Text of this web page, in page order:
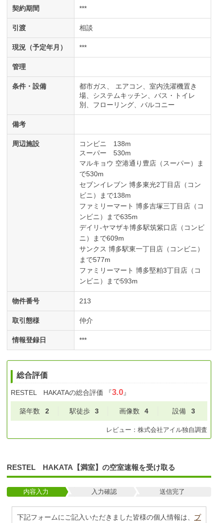
契約期間 ***
引渡 相談
現況（予定年月） ***
管理
条件・設備 都市ガス エアコン
室内洗濯機置き
場
システムキッチン
バス・トイレ
別
フローリング バルコニー
備考
周辺施設
コンビニ 138m
スーパー 530m
マルキョウ 空港通り豊店（スーパー）ま
で530m
セブンイレブン 博多東光2丁目店（コン
ビニ）まで138m
ファミリーマート 博多吉塚三丁目店（コ
ンビニ）まで635m
デイリ-ヤマザキ博多駅筑紫口店（コンビ
ニ）まで609m
サンクス 博多駅東一丁目店（コンビニ）
まで577m
ファミリーマート 博多堅粕3丁目店（コ
ンビニ）まで593m
物件番号 213
取引態様 仲介
情報登録日 ***
総合評価
RESTEL HAKATAの総合評価 『3.0』
築年数 2 駅徒歩 3 画像数 4 設備 3
レビュー： 株式会社アイル独自調査
RESTEL HAKATA【満室】の空室速報を受け取る
内容入力 入力確認 送信完了
下記フォームにご記入いただきました皆様の個人情報は、 プ